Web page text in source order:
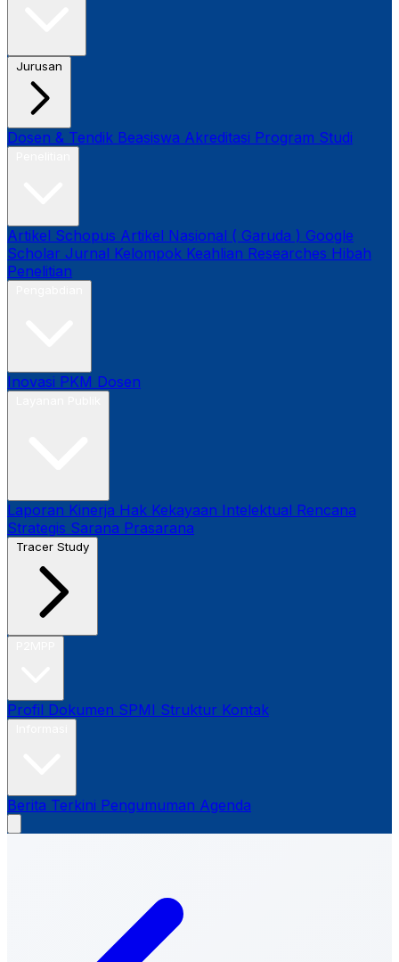
Jurusan
Dosen & Tendik Beasiswa Akreditasi Program Studi
Artikel Schopus Artikel Nasional ( Garuda ) Google
Scholar Jurnal Kelompok Keahlian Researches Hibah
Penelitian
Inovasi PKM Dosen
Laporan Kinerja Hak Kekayaan Intelektual Rencana
Strategis Sarana Prasarana
Tracer Study
Profil Dokumen SPMI Struktur Kontak
Berita Terkini Pengumuman Agenda